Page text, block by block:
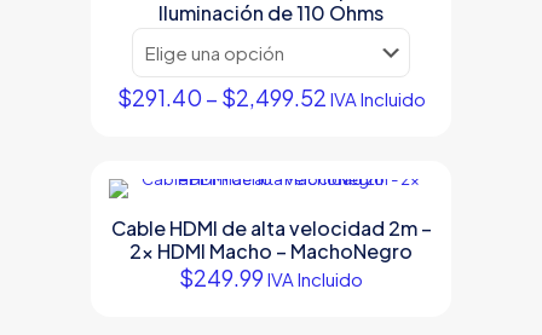
Iluminación de 110 Ohms
$291.40 – $2,499.52Price
$2,499.52
IVA Incluido
variantes.
Las
se
Cable HDMI de alta velocidad 2m –
2x HDMI Macho – MachoNegro
$249.99 IVA Incluido